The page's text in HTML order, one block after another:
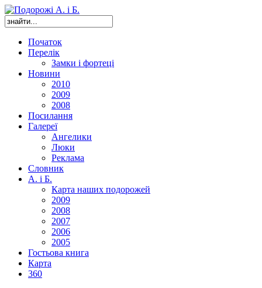
Початок
Перелік
Замки і фортеці
Новини
2010
2009
2008
Посилання
Галереї
Ангелики
Люки
Реклама
Словник
А. і Б.
Карта наших подорожей
2009
2008
2007
2006
2005
Гостьова книга
Карта
360